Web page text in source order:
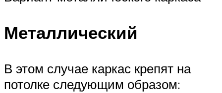
Металлический
В этом случае каркас крепят на
потолке следующим образом: